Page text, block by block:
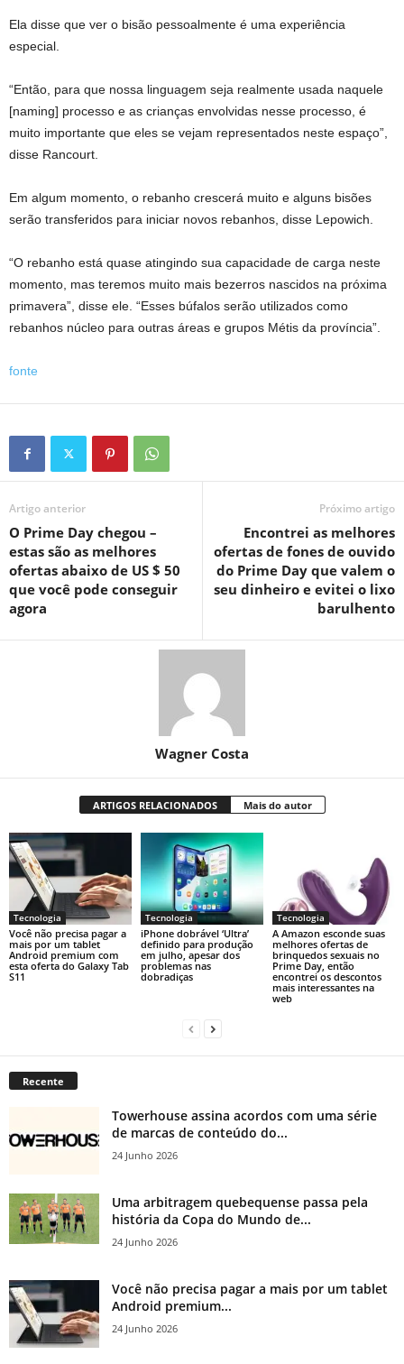
Ela disse que ver o bisão pessoalmente é uma experiência
especial.
“Então, para que nossa linguagem seja realmente usada naquele
[naming] processo e as crianças envolvidas nesse processo, é
muito importante que eles se vejam representados neste espaço”,
disse Rancourt.
Em algum momento, o rebanho crescerá muito e alguns bisões
serão transferidos para iniciar novos rebanhos, disse Lepowich.
“O rebanho está quase atingindo sua capacidade de carga neste
momento, mas teremos muito mais bezerros nascidos na próxima
primavera”, disse ele. “Esses búfalos serão utilizados como
rebanhos núcleo para outras áreas e grupos Métis da província”.
fonte
Artigo anterior
O Prime Day chegou –
estas são as melhores
ofertas abaixo de US $ 50
que você pode conseguir
agora
Próximo artigo
Encontrei as melhores
ofertas de fones de ouvido
do Prime Day que valem o
seu dinheiro e evitei o lixo
barulhento
Wagner Costa
ARTIGOS RELACIONADOS Mais do autor
Tecnologia
Você não precisa pagar a
mais por um tablet
Android premium com
esta oferta do Galaxy Tab
S11
Tecnologia
iPhone dobrável ‘Ultra’
definido para produção
em julho, apesar dos
problemas nas
dobradiças
Tecnologia
A Amazon esconde suas
melhores ofertas de
brinquedos sexuais no
Prime Day, então
encontrei os descontos
mais interessantes na
web
Recente
Towerhouse assina acordos com uma série
de marcas de conteúdo do...
24 Junho 2026
Uma arbitragem quebequense passa pela
história da Copa do Mundo de...
24 Junho 2026
Você não precisa pagar a mais por um tablet
Android premium...
24 Junho 2026